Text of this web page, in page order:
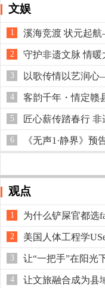
文娱
1 溪海竞渡 状元起
在仙游枫亭激情开桨
2 守护非遗文脉 情
2026年“文化和自然遗
动
3 以歌传情以艺润
4 客韵千年・情定赣
漫上演
5 匠心薪传踏春行
体验活动圆满举办
6 《无声1·静界》
观点
1 为什么铲屎官都选
理由看懂安心之选
2 美国人体工程学
3 让“一把手”在阳光
4 让文旅融合成为县